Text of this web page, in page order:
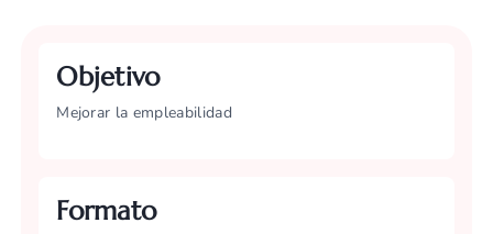
Objetivo
Mejorar la empleabilidad
Formato